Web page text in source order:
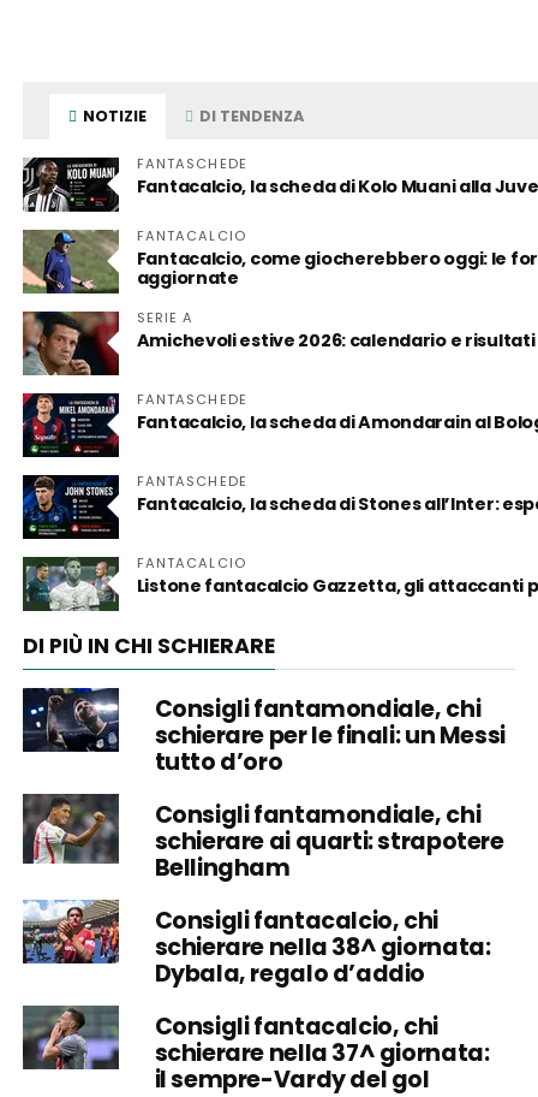
NOTIZIE DI TENDENZA
FANTASCHEDE
Fantacalcio, la scheda di Kolo Muani alla
FANTACALCIO
Fantacalcio, come giocherebbero oggi: le
aggiornate
SERIE A
Amichevoli estive 2026: calendario e risultati
FANTASCHEDE
Fantacalcio, la scheda di Amondarain al
FANTASCHEDE
Fantacalcio, la scheda di Stones all’Inter:
FANTACALCIO
Listone fantacalcio Gazzetta, gli attaccanti
DI PIÙ IN CHI SCHIERARE
Consigli fantamondiale, chi
schierare per le finali: un Messi
tutto d’oro
Consigli fantamondiale, chi
schierare ai quarti: strapotere
Bellingham
Consigli fantacalcio, chi
schierare nella 38^ giornata:
Dybala, regalo d’addio
Consigli fantacalcio, chi
schierare nella 37^ giornata:
il sempre-Vardy del gol